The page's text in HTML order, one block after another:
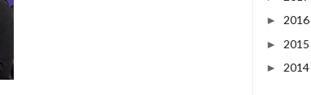
► 2016
► 2015
► 2014